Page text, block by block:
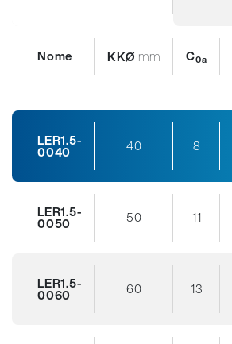
Nome KKØ mm C0a
LER1.5-
0040 40 8
LER1.5-
0050 50 11
LER1.5-
0060 60 13